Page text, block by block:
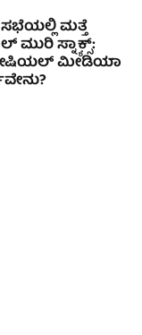
ಮತ್ತೆ
ಸ್ನ್ಯಾಕ್ಸ್:
ಮೀಡಿಯಾ